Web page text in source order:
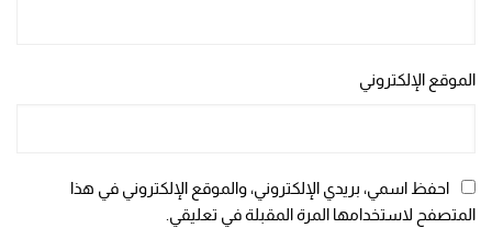
الموقع الإلكتروني
احفظ اسمي، بريدي الإلكتروني، والموقع الإلكتروني في هذا
المتصفح لاستخدامها المرة المقبلة في تعليقي.